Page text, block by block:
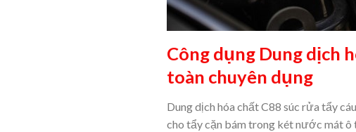
Công dụng Dung dịch
toàn chuyên dụng
Dung dịch hóa chất C88 súc rửa tẩy
cho tẩy cặn bám trong két nước mát